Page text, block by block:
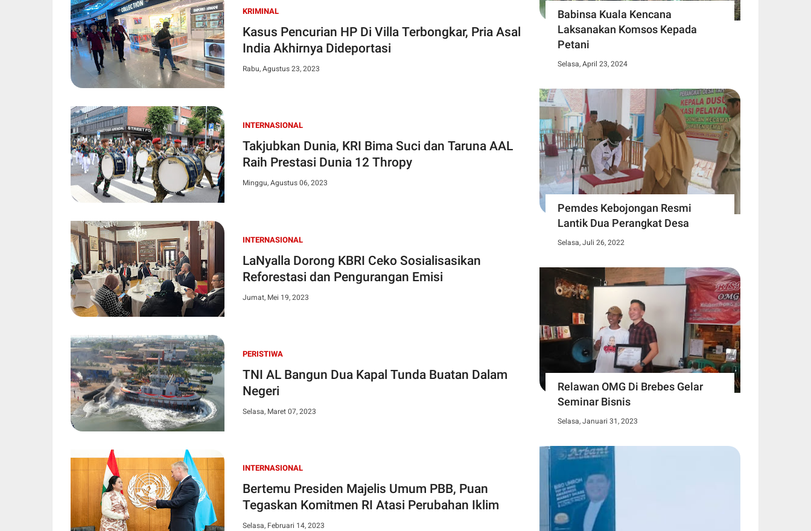
KRIMINAL
Kasus Pencurian HP Di Villa Terbongkar, Pria Asal
India Akhirnya Dideportasi
Rabu, Agustus 23, 2023
INTERNASIONAL
Takjubkan Dunia, KRI Bima Suci dan Taruna AAL
Raih Prestasi Dunia 12 Thropy
Minggu, Agustus 06, 2023
INTERNASIONAL
LaNyalla Dorong KBRI Ceko Sosialisasikan
Reforestasi dan Pengurangan Emisi
Jumat, Mei 19, 2023
PERISTIWA
TNI AL Bangun Dua Kapal Tunda Buatan Dalam
Negeri
Selasa, Maret 07, 2023
INTERNASIONAL
Bertemu Presiden Majelis Umum PBB, Puan
Tegaskan Komitmen RI Atasi Perubahan Iklim
Selasa, Februari 14, 2023
Babinsa Kuala Kencana
Laksanakan Komsos Kepada
Petani
Selasa, April 23, 2024
Pemdes Kebojongan Resmi
Lantik Dua Perangkat Desa
Selasa, Juli 26, 2022
Relawan OMG Di Brebes Gelar
Seminar Bisnis
Selasa, Januari 31, 2023